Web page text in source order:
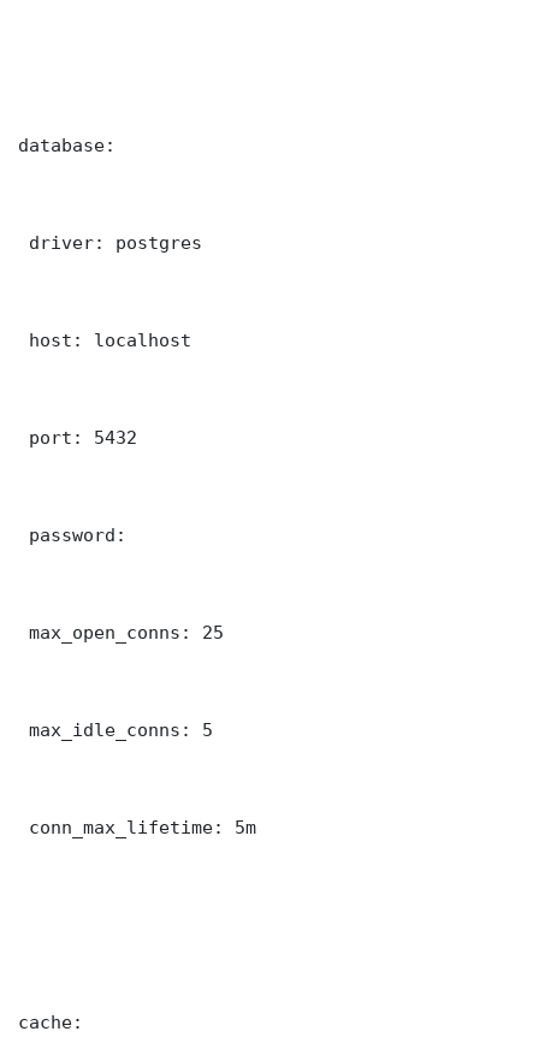
database:
driver: postgres
host: localhost
port: 5432
password:
max_open_conns: 25
max_idle_conns: 5
conn_max_lifetime: 5m
cache: